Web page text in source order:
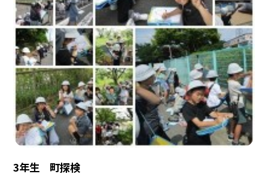
3年生 町探検